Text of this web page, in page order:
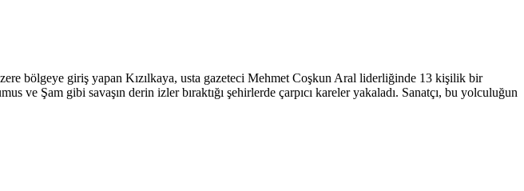
bölgeye giriş yapan Kızılkaya, usta gazeteci Mehmet Coşkun Aral liderliğinde 13 kişilik bir
Şam gibi savaşın derin izler bıraktığı şehirlerde çarpıcı kareler yakaladı. Sanatçı, bu yolculuğun